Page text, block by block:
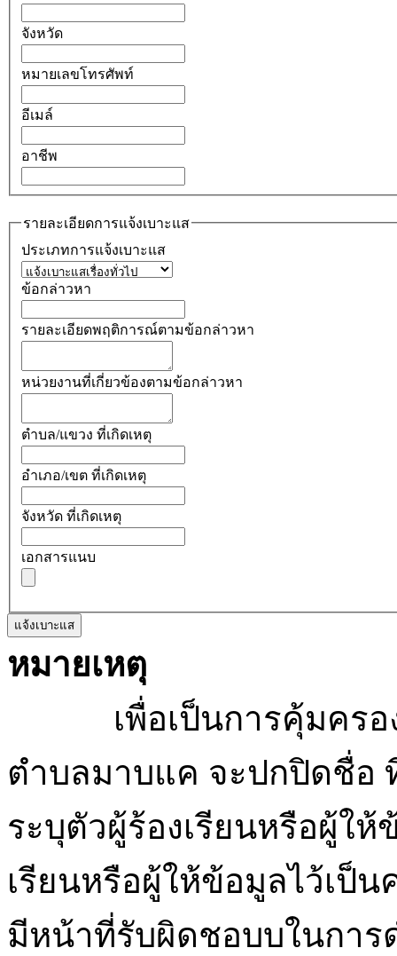
จังหวัด
หมายเลขโทรศัพท์
อีเมล์
อาชีพ
รายละเอียดการแจ้งเบาะแส
ประเภทการแจ้งเบาะแส
ข้อกล่าวหา
รายละเอียดพฤติการณ์ตามข้อกล่าวหา
หน่วยงานที่เกี่ยวข้องตามข้อกล่าวหา
ตำบล/แขวง ที่เกิดเหตุ
อำเภอ/เขต ที่เกิดเหตุ
จังหวัด ที่เกิดเหตุ
เอกสารแนบ
แจ้งเบาะแส
หมายเหตุ
เพื่อเป็นการคุ้มครองสิ
ตำบลมาบแค จะปกปิดชื่อ
ระบุตัวผู้ร้องเรียนหรือผู้ใ
เรียนหรือผู้ให้ข้อมูลไว้เป็
มีหน้าที่รับผิดชอบบในการ